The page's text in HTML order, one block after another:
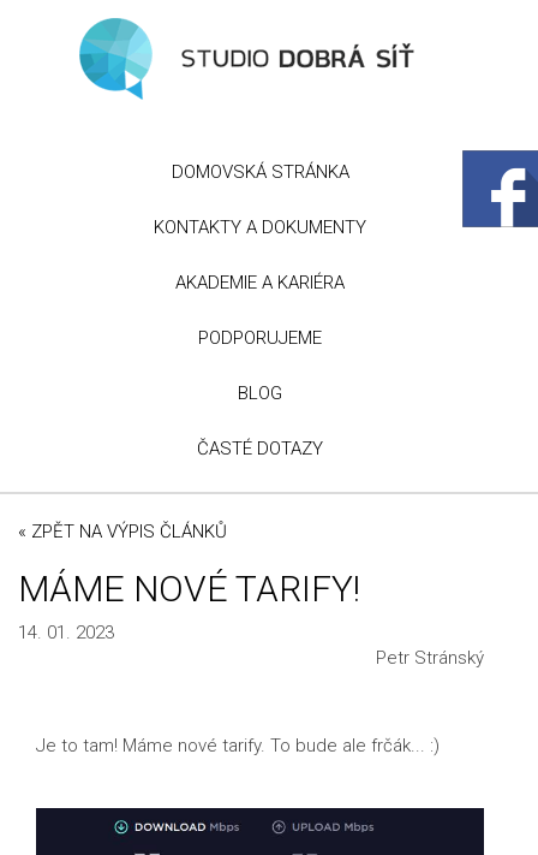
DOMOVSKÁ STRÁNKA
KONTAKTY A DOKUMENTY
AKADEMIE A KARIÉRA
PODPORUJEME
BLOG
ČASTÉ DOTAZY
« ZPĚT NA VÝPIS ČLÁNKŮ
MÁME NOVÉ TARIFY!
14. 01. 2023
Petr Stránský
Je to tam! Máme nové tarify. To bude ale frčák... :)